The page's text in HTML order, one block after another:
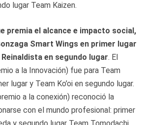
lugar Team Kaizen.
premia el alcance e impacto social,
Smart Wings en primer lugar
en segundo lugar. El
a la Innovación) fue para Team
lugar y Team Ko’oi en segundo lugar.
a la conexión) reconoció la
con el mundo profesional: primer